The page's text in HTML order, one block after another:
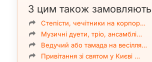
З цим також замовляють
Степісти, чечітники на корпор…
Музичні дуети, тріо, ансамблі…
Ведучий або тамада на весілля…
Привітання зі святом у Києві …